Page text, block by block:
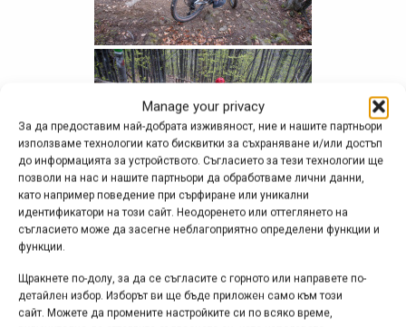
Manage your privacy
За да предоставим най-добрата изживяност, ние и нашите партньори
използваме технологии като бисквитки за съхраняване и/или достъп
до информацията за устройството. Съгласието за тези технологии ще
позволи на нас и нашите партньори да обработваме лични данни,
като например поведение при сърфиране или уникални
идентификатори на този сайт. Неодоренето или оттеглянето на
съгласието може да засегне неблагоприятно определени функции и
функции.
Щракнете по-долу, за да се съгласите с горното или направете по-
детайлен избор. Изборът ви ще бъде приложен само към този
сайт. Можете да промените настройките си по всяко време,